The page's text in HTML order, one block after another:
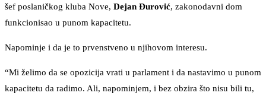
šef poslaničkog kluba Nove, Dejan Đurović, zakonodavni dom
funkcionisao u punom kapacitetu.
Napominje i da je to prvenstveno u njihovom interesu.
“Mi želimo da se opozicija vrati u parlament i da nastavimo u punom
kapacitetu da radimo. Ali, napominjem, i bez obzira što nisu bili tu,